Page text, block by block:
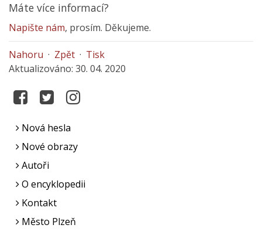
Máte více informací?
Napište nám, prosím. Děkujeme.
Nahoru · Zpět · Tisk
Aktualizováno: 30. 04. 2020
Nová hesla
Nové obrazy
Autoři
O encyklopedii
Kontakt
Město Plzeň